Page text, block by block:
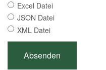
Excel Datei
JSON Datei
XML Datei